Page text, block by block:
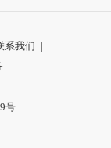
系我们 |
号